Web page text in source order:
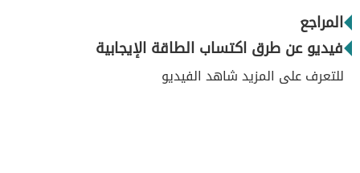
المراجع
فيديو عن طرق اكتساب الطاقة الإيجابية
للتعرف على المزيد شاهد الفيديو